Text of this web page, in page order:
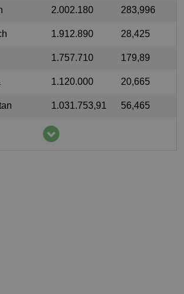
2.002.180 283,996
1.912.890 28,425
1.757.710 179,89
1.120.000 20,665
1.031.753,91 56,465
960.100